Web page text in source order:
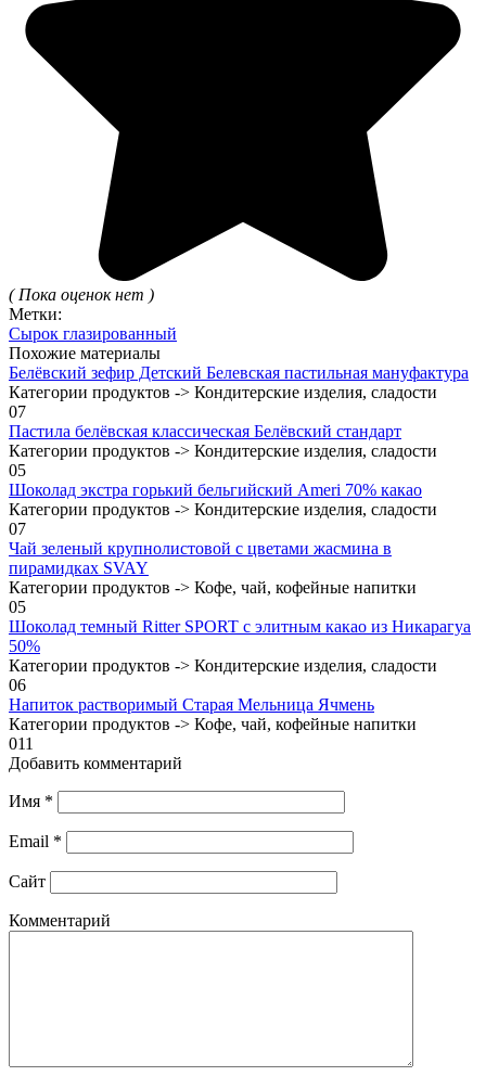
( Пока оценок нет )
Метки:
Сырок глазированный
Похожие материалы
Белёвский зефир Детский Белевская пастильная мануфактура
Категории продуктов -> Кондитерские изделия, сладости
07
Пастила белёвская классическая Белёвский стандарт
Категории продуктов -> Кондитерские изделия, сладости
05
Шоколад экстра горький бельгийский Ameri 70% какао
Категории продуктов -> Кондитерские изделия, сладости
07
Чай зеленый крупнолистовой с цветами жасмина в
пирамидках SVAY
Категории продуктов -> Кофе, чай, кофейные напитки
05
Шоколад темный Ritter SPORT с элитным какао из Никарагуа
50%
Категории продуктов -> Кондитерские изделия, сладости
06
Напиток растворимый Старая Мельница Ячмень
Категории продуктов -> Кофе, чай, кофейные напитки
011
Добавить комментарий
Имя *
Email *
Сайт
Комментарий